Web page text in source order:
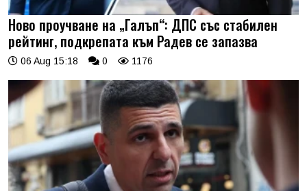
Ново проучване на „Галъп“: ДПС със стабилен
рейтинг, подкрепата към Радев се запазва
06 Aug 15:18 0 1176